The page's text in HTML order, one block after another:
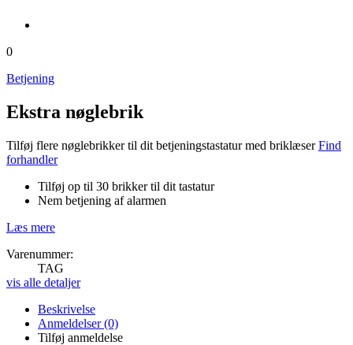
0
Betjening
Ekstra nøglebrik
Tilføj flere nøglebrikker til dit betjeningstastatur med briklæserFind
forhandler
Tilføj op til 30 brikker til dit tastatur
Nem betjening af alarmen
Læs mere
Varenummer:
TAG
vis alle detaljer
Beskrivelse
Anmeldelser (0)
Tilføj anmeldelse